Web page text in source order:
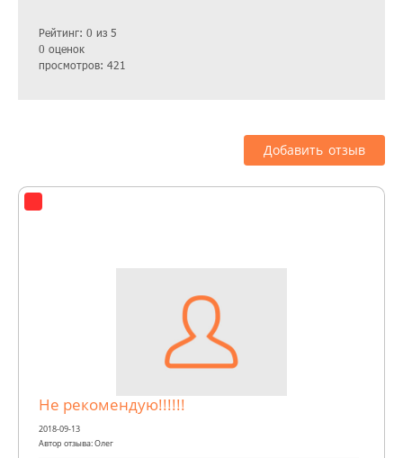
Рейтинг: 0 из 5
0 оценок
просмотров: 421
Добавить отзыв
Не рекомендую!!!!!!
2018-09-13
Автор отзыва: Олег